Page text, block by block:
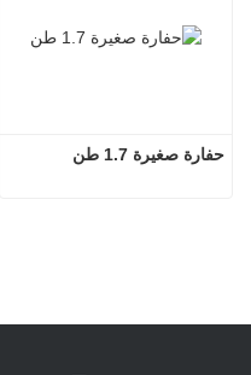
حفارة صغيرة 1.7 طن